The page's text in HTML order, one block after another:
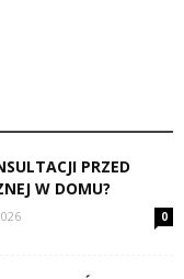
PRZED
W DOMU?
0